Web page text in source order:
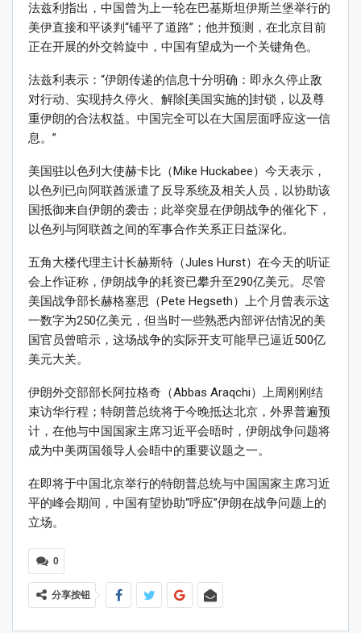
法兹利指出，中国曾为上一轮在巴基斯坦伊斯兰堡举行的
美伊直接和平谈判“铺平了道路”；他并预测，在北京目前
正在开展的外交斡旋中，中国有望成为一个关键角色。
法兹利表示：“伊朗传递的信息十分明确：即永久停止敌
对行动、实现持久停火、解除[美国实施的]封锁，以及尊
重伊朗的合法权益。中国完全可以在大国层面呼应这一信
息。”
美国驻以色列大使赫卡比（Mike Huckabee）今天表示，
以色列已向阿联酋派遣了反导系统及相关人员，以协助该
国抵御来自伊朗的袭击；此举突显在伊朗战争的催化下，
以色列与阿联酋之间的军事合作关系正日益深化。
五角大楼代理主计长赫斯特（Jules Hurst）在今天的听证
会上作证称，伊朗战争的耗资已攀升至290亿美元。尽管
美国战争部长赫格塞思（Pete Hegseth）上个月曾表示这
一数字为250亿美元，但当时一些熟悉内部评估情况的美
国官员曾暗示，这场战争的实际开支可能早已逼近500亿
美元大关。
伊朗外交部部长阿拉格奇（Abbas Araqchi）上周刚刚结
束访华行程；特朗普总统将于今晚抵达北京，外界普遍预
计，在他与中国国家主席习近平会晤时，伊朗战争问题将
成为中美两国领导人会晤中的重要议题之一。
在即将于中国北京举行的特朗普总统与中国国家主席习近
平的峰会期间，中国有望协助“呼应”伊朗在战争问题上的
立场。
0
分享按钮